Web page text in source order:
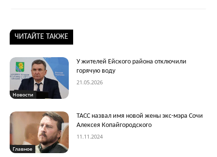
ЧИТАЙТЕ ТАКЖЕ
Новости
У жителей Ейского района отключили
горячую воду
21.05.2026
Главное
ТАСС назвал имя новой жены экс-мэра Сочи
Алексея Копайгородского
11.11.2024